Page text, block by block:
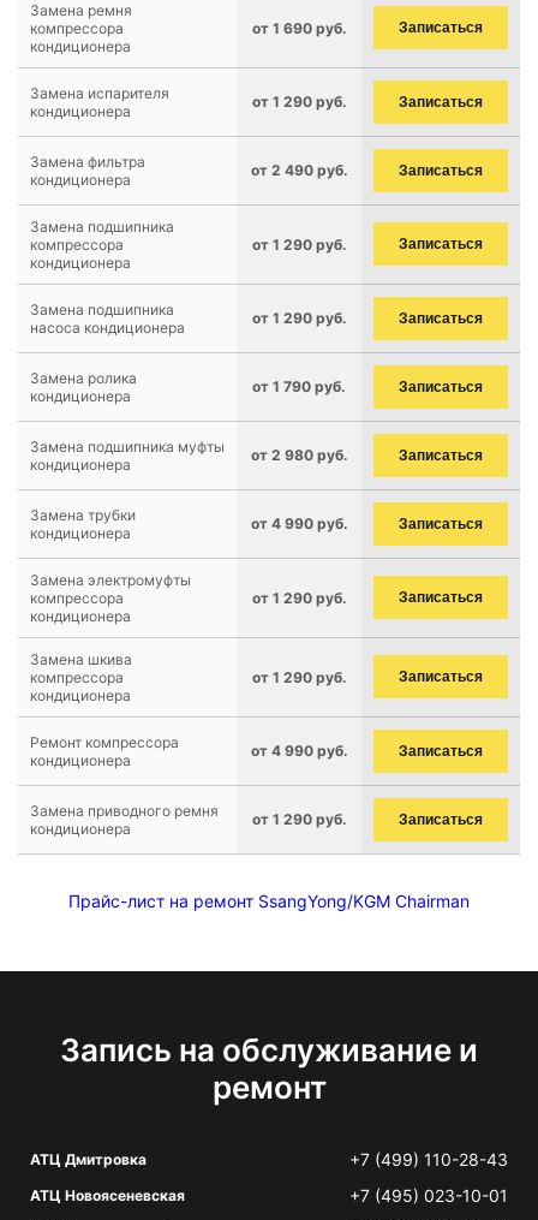
Замена ремня
компрессора
кондиционера
от 1 690 руб. Записаться
Замена испарителя
кондиционера
от 1 290 руб. Записаться
Замена фильтра
кондиционера
от 2 490 руб. Записаться
Замена подшипника
компрессора
кондиционера
от 1 290 руб. Записаться
Замена подшипника
насоса кондиционера
от 1 290 руб. Записаться
Замена ролика
кондиционера
от 1 790 руб. Записаться
Замена подшипника муфты
кондиционера
от 2 980 руб. Записаться
Замена трубки
кондиционера
от 4 990 руб. Записаться
Замена электромуфты
компрессора
кондиционера
от 1 290 руб. Записаться
Замена шкива
компрессора
кондиционера
от 1 290 руб. Записаться
Ремонт компрессора
кондиционера
от 4 990 руб. Записаться
Замена приводного ремня
кондиционера
от 1 290 руб. Записаться
Прайс-лист на ремонт SsangYong/KGM Chairman
Запись на обслуживание и
ремонт
АТЦ Дмитровка +7 (499) 110-28-43
АТЦ Новоясеневская +7 (495) 023-10-01